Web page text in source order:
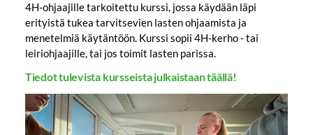
4H-ohjaajille tarkoitettu kurssi, jossa käydään läpi
erityistä tukea tarvitsevien lasten ohjaamista ja
menetelmiä käytäntöön. Kurssi sopii 4H-kerho - tai
leiriohjaajille, tai jos toimit lasten parissa.
Tiedot tulevista kursseista julkaistaan täällä!